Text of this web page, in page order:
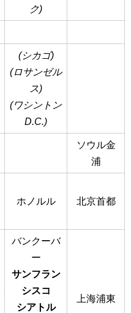
ク)
(シカゴ)
(ロサンゼル
ス)
(ワシントン
D.C.)
ソウル金
浦
ホノルル 北京首都
バンクーバ
ー
サンフラン
シスコ
シアトル
上海浦東